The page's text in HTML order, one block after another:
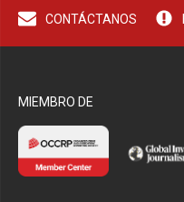
CONTÁCTANOS
MIEMBRO DE